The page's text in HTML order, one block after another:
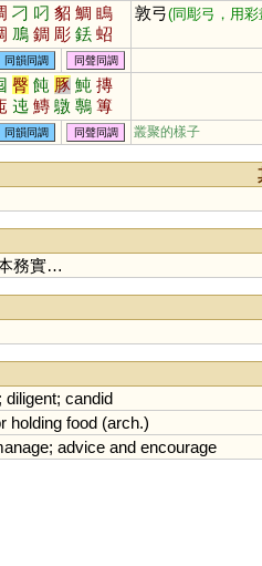
刁 叼 貂 鯛 瞗
鳭 錭 彫 銩 蛁
敦弓(同彫弓，用
同韻同調 同聲同調
臀 飩 豚 魨 摶
迍 鱄 鷻 鷒 篿
芚 忳 坉 糰
同韻同調 同聲同調 叢聚的樣子
務實…
; diligent; candid
holding food(arch.)
; advice and encourage